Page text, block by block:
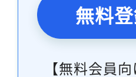
無料
【無料会員